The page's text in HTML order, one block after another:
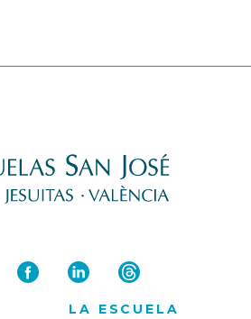
LA ESCUELA